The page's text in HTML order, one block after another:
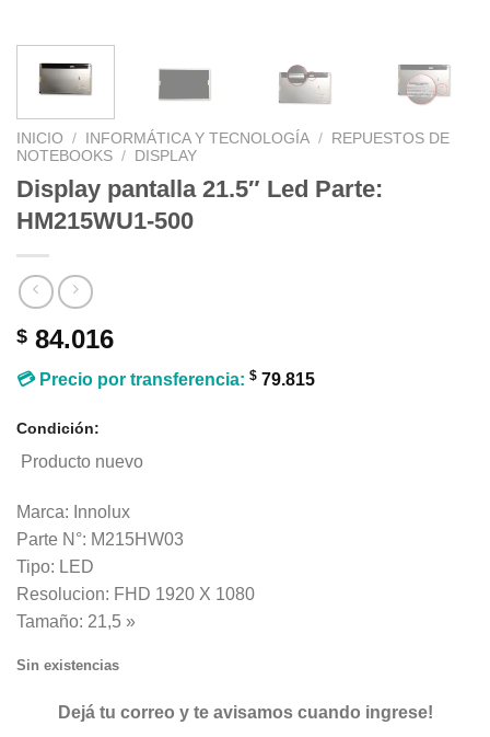
INICIO / INFORMÁTICA Y TECNOLOGÍA /
REPUESTOS DE
NOTEBOOKS / DISPLAY
Display pantalla 21.5″ Led Parte:
HM215WU1-500
$ 84.016
💳 Precio por transferencia: $ 79.815
Condición:
Producto nuevo
Marca: Innolux
Parte N°: M215HW03
Tipo: LED
Resolucion: FHD 1920 X 1080
Tamaño: 21,5 »
Sin existencias
Dejá tu correo y te avisamos cuando ingrese!